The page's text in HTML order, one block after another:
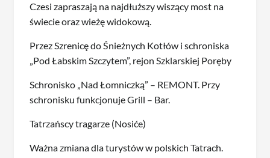
Czesi zapraszają na najdłuższy wiszący most na
świecie oraz wieżę widokową.
Przez Szrenicę do Śnieżnych Kotłów i schroniska
„Pod Łabskim Szczytem”, rejon Szklarskiej Poręby
Schronisko „Nad Łomniczką” – REMONT. Przy
schronisku funkcjonuje Grill – Bar.
Tatrzańscy tragarze (Nosiće)
Ważna zmiana dla turystów w polskich Tatrach.